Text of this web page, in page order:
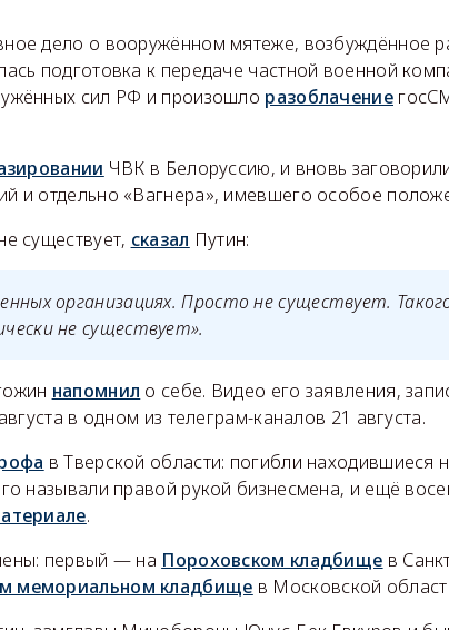
дело о вооружённом мятеже, возбуждённое
подготовка к передаче частной военной
сил РФ и произошло разоблачение
ЧВК в Белоруссию, и вновь
и отдельно «Вагнера», имевшего особое
существует, сказал Путин:
организациях. Просто не существует.
не существует».
напомнил о себе. Видео его заявления,
в одном из телеграм-каналов 21 августа.
в Тверской области: погибли находившиеся
называли правой рукой бизнесмена, и ещё
.
первый — на Пороховском кладбище в
мемориальном кладбище в Московской